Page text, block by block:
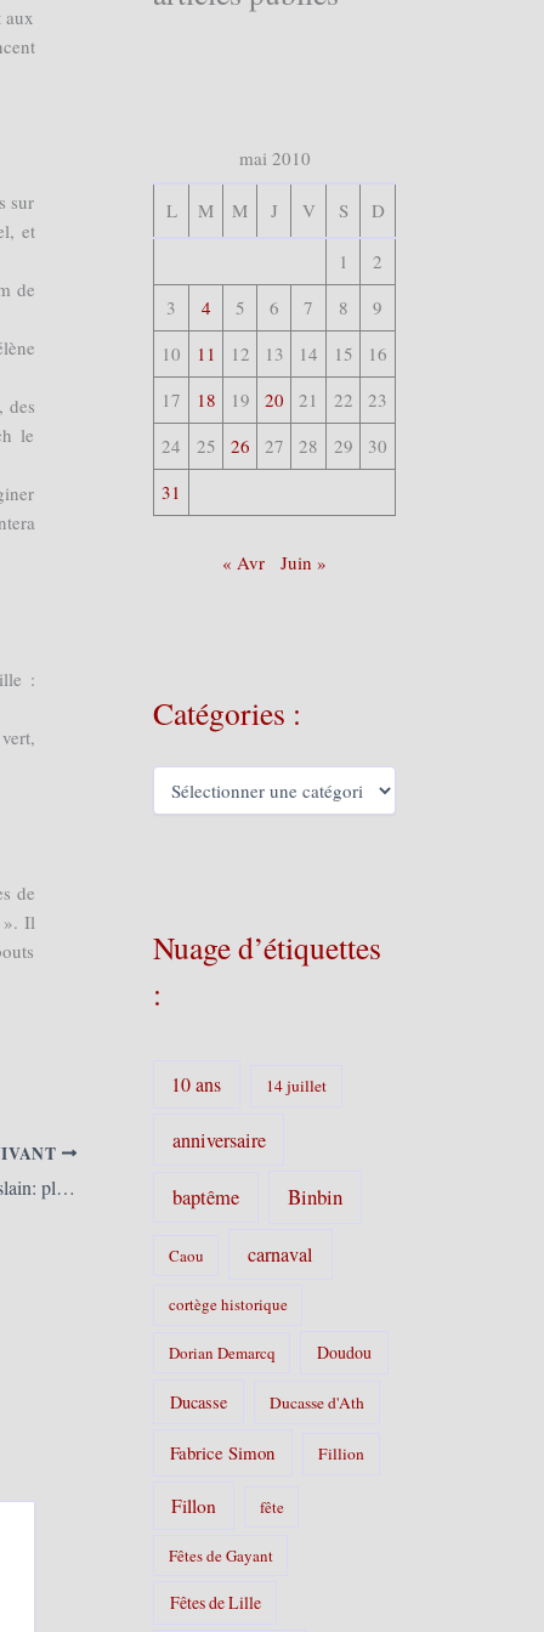
aux
sur
et
de
des
le
:
de
». Il
Warneton (Comines-Warneton) (B) – Ghislain: place aux jeunes (Nord-Eclair (Belgique))
mai 2010
L M M J V S D
1
2
3
4 5 6 7 8
9
10
11 12 13 14 15
16
17
18 19 20 21 22
23
24
25 26 27 28 29
30
31
« Avr Juin »
Catégories :
C
i
s
Nuage d’étiquettes
:
10 ans 14 juillet
anniversaire
baptême Binbin
Caou carnaval
cortège historique
Dorian Demarcq Doudou
Ducasse Ducasse d'Ath
Fabrice Simon Fillion
Fillon fête
Fêtes de Gayant
Fêtes de Lille